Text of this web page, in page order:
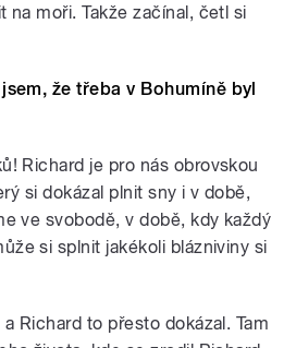
na moři. Takže začínal, četl si
že třeba v Bohumíně byl
Richard je pro nás obrovskou
si dokázal plnit sny i v době,
ve svobodě, v době, kdy každý
si splnit jakékoli blázniviny si
Richard to přesto dokázal. Tam